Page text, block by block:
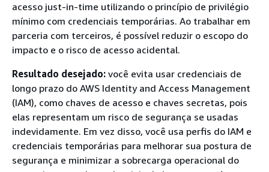
acesso just-in-time utilizando o princípio de privilégio
mínimo com credenciais temporárias. Ao trabalhar em
parceria com terceiros, é possível reduzir o escopo do
impacto e o risco de acesso acidental.
Resultado desejado: você evita usar credenciais de
longo prazo do AWS Identity and Access Management
(IAM), como chaves de acesso e chaves secretas, pois
elas representam um risco de segurança se usadas
indevidamente. Em vez disso, você usa perfis do IAM e
credenciais temporárias para melhorar sua postura de
segurança e minimizar a sobrecarga operacional do